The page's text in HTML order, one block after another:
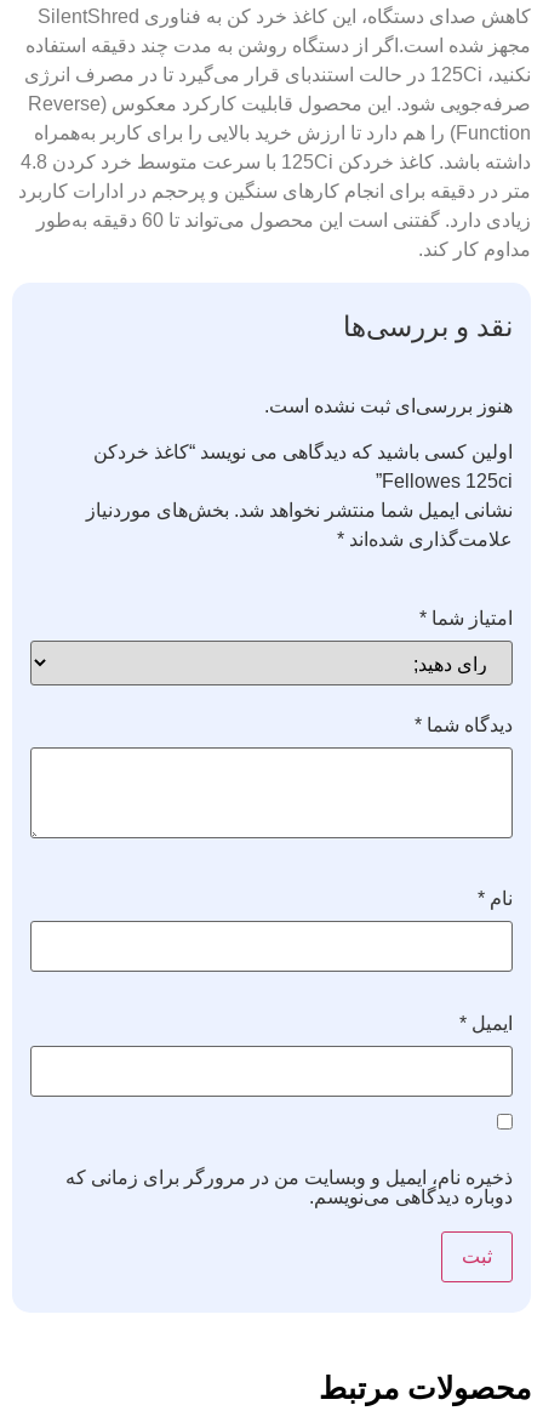
کاهش صدای دستگاه، این کاغذ خرد کن به فناوری SilentShred
مجهز شده است.اگر از دستگاه روشن به مدت چند دقیقه استفاده
نکنید، 125Ci در حالت استندبای قرار می‌گیرد تا در مصرف انرژی
صرفه‌جویی شود. این محصول قابلیت کارکرد معکوس (Reverse
Function) را هم دارد تا ارزش خرید بالایی را برای کاربر به‌همراه
داشته باشد. کاغذ خردکن 125Ci با سرعت متوسط خرد کردن 4.8
متر در دقیقه برای انجام کارهای سنگین و پرحجم در ادارات کاربرد
زیادی دارد. گفتنی است این محصول می‌تواند تا 60 دقیقه به‌طور
مداوم کار کند.
نقد و بررسی‌ها
هنوز بررسی‌ای ثبت نشده است.
اولین کسی باشید که دیدگاهی می نویسد “کاغذ خردکن
Fellowes 125ci”
نشانی ایمیل شما منتشر نخواهد شد. بخش‌های موردنیاز
علامت‌گذاری شده‌اند *
امتیاز شما *
دیدگاه شما *
نام *
ایمیل *
ذخیره نام، ایمیل و وبسایت من در مرورگر برای زمانی که
دوباره دیدگاهی می‌نویسم.
محصولات مرتبط